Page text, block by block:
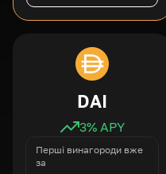
DAI
3% APY
Перші винагороди вже
за